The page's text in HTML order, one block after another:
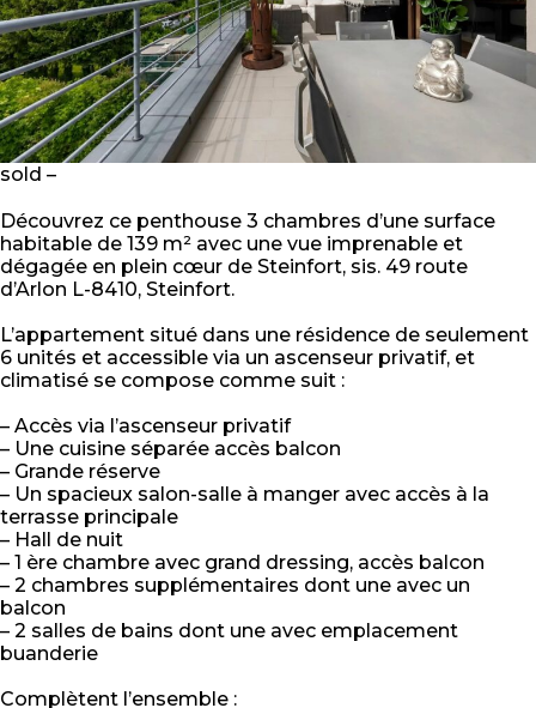
sold –
Découvrez ce penthouse 3 chambres d’une surface
habitable de 139 m² avec une vue imprenable et
dégagée en plein cœur de Steinfort, sis. 49 route
d’Arlon L-8410, Steinfort.
L’appartement situé dans une résidence de seulement
6 unités et accessible via un ascenseur privatif, et
climatisé se compose comme suit :
– Accès via l’ascenseur privatif
– Une cuisine séparée accès balcon
– Grande réserve
– Un spacieux salon-salle à manger avec accès à la
terrasse principale
– Hall de nuit
– 1 ère chambre avec grand dressing, accès balcon
– 2 chambres supplémentaires dont une avec un
balcon
– 2 salles de bains dont une avec emplacement
buanderie
Complètent l’ensemble :